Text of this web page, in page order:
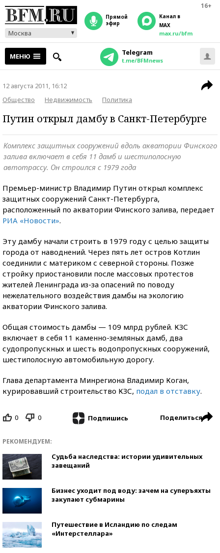
16+
Москва
прямой
эфир
Канал в
MAX
max.ru/bfm
МЕНЮ Telegram
t.me/BFMnews
12 августа 2011, 16:12
Общество
Недвижимость Политика
Путин открыл дамбу в Санкт-Петербурге
Комплекс защитных сооружений вдоль акватории Финского
залива включает в себя 11 дамб и шестиполосную
автотрассу. Он строился с 1979 года
Премьер-министр Владимир Путин открыл комплекс
защитных сооружений Санкт-Петербурга,
расположенный по акватории Финского залива, передает
РИА «Новости».
Эту дамбу начали строить в 1979 году с целью защиты
города от наводнений. Через пять лет остров Котлин
соединили с материком с северной стороны. Позже
стройку приостановили после массовых протестов
жителей Ленинграда из-за опасений по поводу
нежелательного воздействия дамбы на экологию
акватории Финского залива.
Общая стоимость дамбы — 109 млрд рублей. КЗС
включает в себя 11 каменно-земляных дамб, два
судопропускных и шесть водопропускных сооружений,
шестиполосную автомобильную дорогу.
Глава департамента Минрегиона Владимир Коган,
курировавший строительство КЗС, подал в отставку.
0 0 Подпишись Поделиться
РЕКОМЕНДУЕМ:
Судьба наследства: истории удивительных
завещаний
Бизнес уходит под воду: зачем на суперъяхты
закупают субмарины
Путешествие в Исландию по следам
«Интерстеллара»